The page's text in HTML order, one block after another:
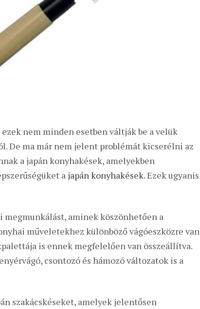
nem minden esetben váltják be a velük
De ma már nem jelent problémát kicserélni az
a japán konyhakések, amelyekben
a japán konyhakések. Ezek ugyanis
aminek köszönhetően a
műveletekhez különböző vágóeszközre van
is ennek megfelelően van összeállítva.
csontozó és hámozó változatok is a
szakácskéseket, amelyek jelentősen